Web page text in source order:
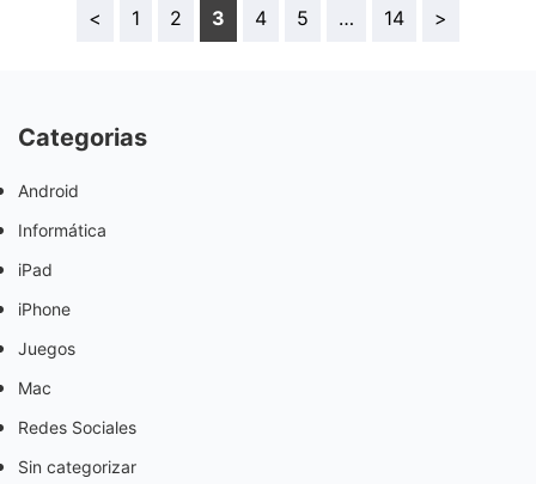
< 1 2 3 4 5 … 14 >
Categorias
Android
Informática
iPad
iPhone
Juegos
Mac
Redes Sociales
Sin categorizar